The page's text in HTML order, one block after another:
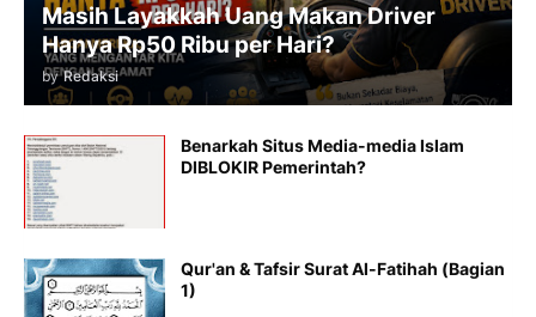
Masih Layakkah Uang Makan Driver
Hanya Rp50 Ribu per Hari?
by Redaksi
Benarkah Situs Media-media Islam
DIBLOKIR Pemerintah?
Qur'an & Tafsir Surat Al-Fatihah (Bagian
1)